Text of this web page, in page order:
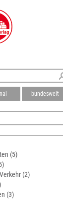
bundesweit
(5)
(2)
(3)